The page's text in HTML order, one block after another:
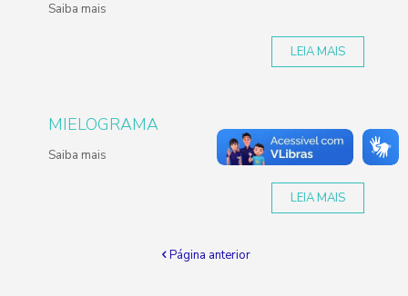
Saiba mais
LEIA MAIS
MIELOGRAMA
Saiba mais
LEIA MAIS
Página anterior